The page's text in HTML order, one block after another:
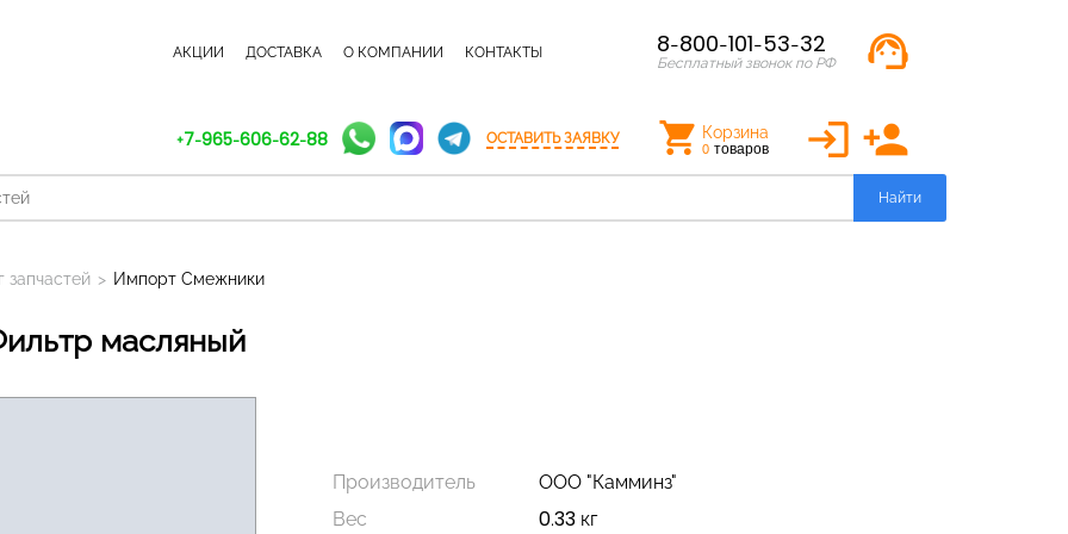
АКЦИИ ДОСТАВКА О КОМПАНИИ КОНТАКТЫ 8-800-101-53-32
Бесплатный звонок по РФ support_agent
+7-965-606-62-88 ОСТАВИТЬ ЗАЯВКУ Корзина
0 товаров login person_add
Найти
запчастей > Импорт Смежники
масляный
Производитель
ООО "Камминз"
Вес
0.33 кг